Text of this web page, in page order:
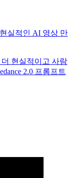
실적인 AI 영상 만
현실적이고 사람
2.0 프롬프트